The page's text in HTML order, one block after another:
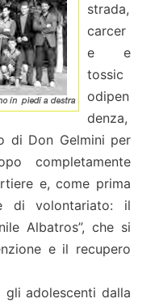
strada,
carcer
e e
tossic
odipen
denza,
di Don Gelmini per
completamente
e, come prima
di volontariato: il
Albatros”, che si
e il recupero
gli adolescenti dalla